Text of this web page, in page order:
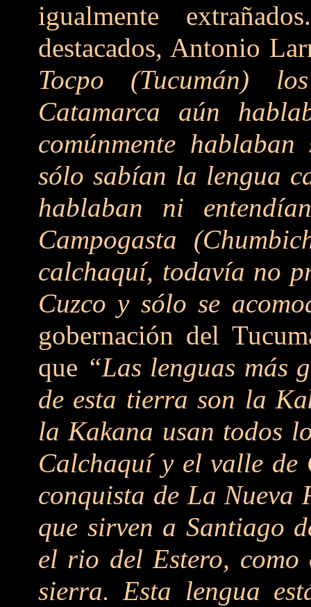
igualmente
destacados, Antonio
Tocpo (Tucumán)
Catamarca aún
comúnmente
sólo sabían la lengua
hablaban ni
Campogasta
calchaquí, todavía no
Cuzco y sólo se
gobernación del
que “Las lenguas más
de esta tierra son la
la Kakana usan todos
Calchaquí y el valle de
conquista de La Nueva
que sirven a Santiago
el rio del Estero, como
sierra. Esta lengua